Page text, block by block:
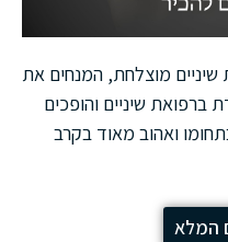
מוצלחת, המנחים את
שיניים והופכים
ואהוב מאוד בקרב
המלא